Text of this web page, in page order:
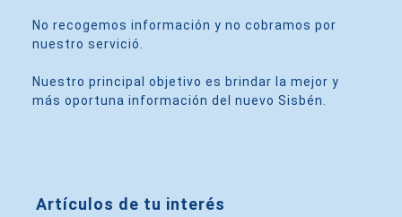
No recogemos información y no cobramos por
nuestro servició.
Nuestro principal objetivo es brindar la mejor y
más oportuna información del nuevo Sisbén.
Artículos de tu interés